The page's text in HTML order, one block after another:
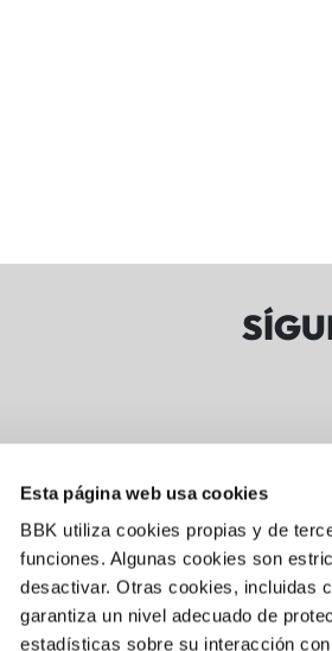
Esta página web usa cookies
BBK utiliza cookies propias y de
funciones. Algunas cookies son
desactivar. Otras cookies, incluidas
garantiza un nivel adecuado de
estadísticas sobre su interacción
Sala
Gran
Abando,